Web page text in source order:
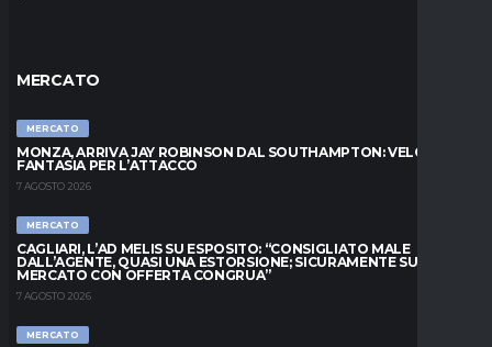
MERCATO
MERCATO
MONZA, ARRIVA JAY ROBINSON DAL SOUTHAMPTON: VELOCITÀ E
FANTASIA PER L’ATTACCO
7 AGOSTO 2026
MERCATO
CAGLIARI, L’AD MELIS SU ESPOSITO: “CONSIGLIATO MALE
DALL’AGENTE, QUASI UNA ESTORSIONE; SICURAMENTE SUL
MERCATO CON OFFERTA CONGRUA”
7 AGOSTO 2026
MERCATO